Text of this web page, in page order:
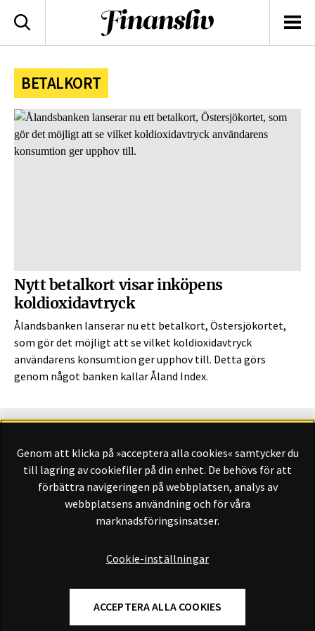
logotyp
Sök
BETALKORT
Nytt betalkort visar inköpens
koldioxidavtryck
Ålandsbanken lanserar nu ett betalkort, Östersjökortet,
som gör det möjligt att se vilket koldioxidavtryck
användarens konsumtion ger upphov till. Detta görs
genom något banken kallar Åland Index.
Finansliv ägs av Finansliv Sverige AB, 556784-8741.
Genom att klicka på »acceptera alla cookies« samtycker du
till lagring av cookiefiler på din enhet. De behövs för att
förbättra navigeringen på webbplatsen, analys av
webbplatsens användning och för våra
marknadsföringsinsatser.
Cookie-inställningar
ACCEPTERA ALLA COOKIES